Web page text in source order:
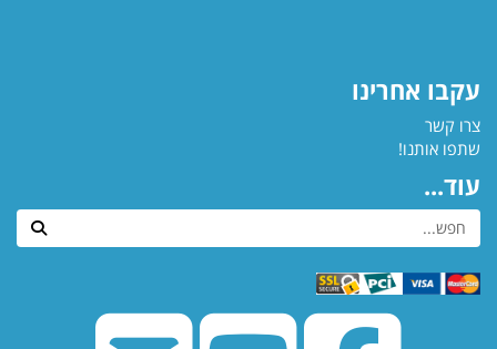
עקבו אחרינו
צרו קשר
שתפו אותנו!
עוד...